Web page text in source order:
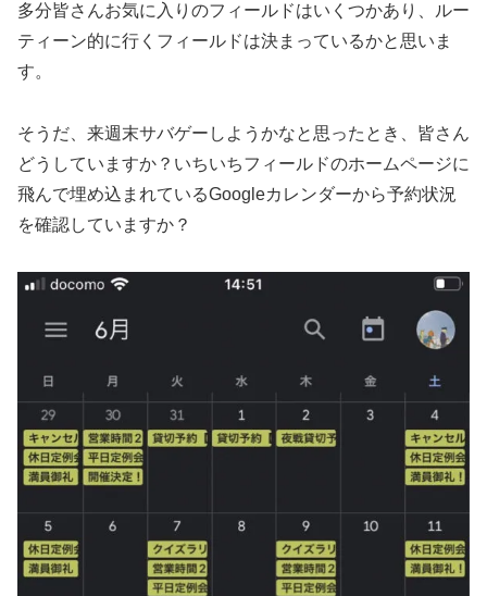
多分皆さんお気に入りのフィールドはいくつかあり、ルー
ティーン的に行くフィールドは決まっているかと思いま
す。
そうだ、来週末サバゲーしようかなと思ったとき、皆さん
どうしていますか？いちいちフィールドのホームページに
飛んで埋め込まれているGoogleカレンダーから予約状況
を確認していますか？